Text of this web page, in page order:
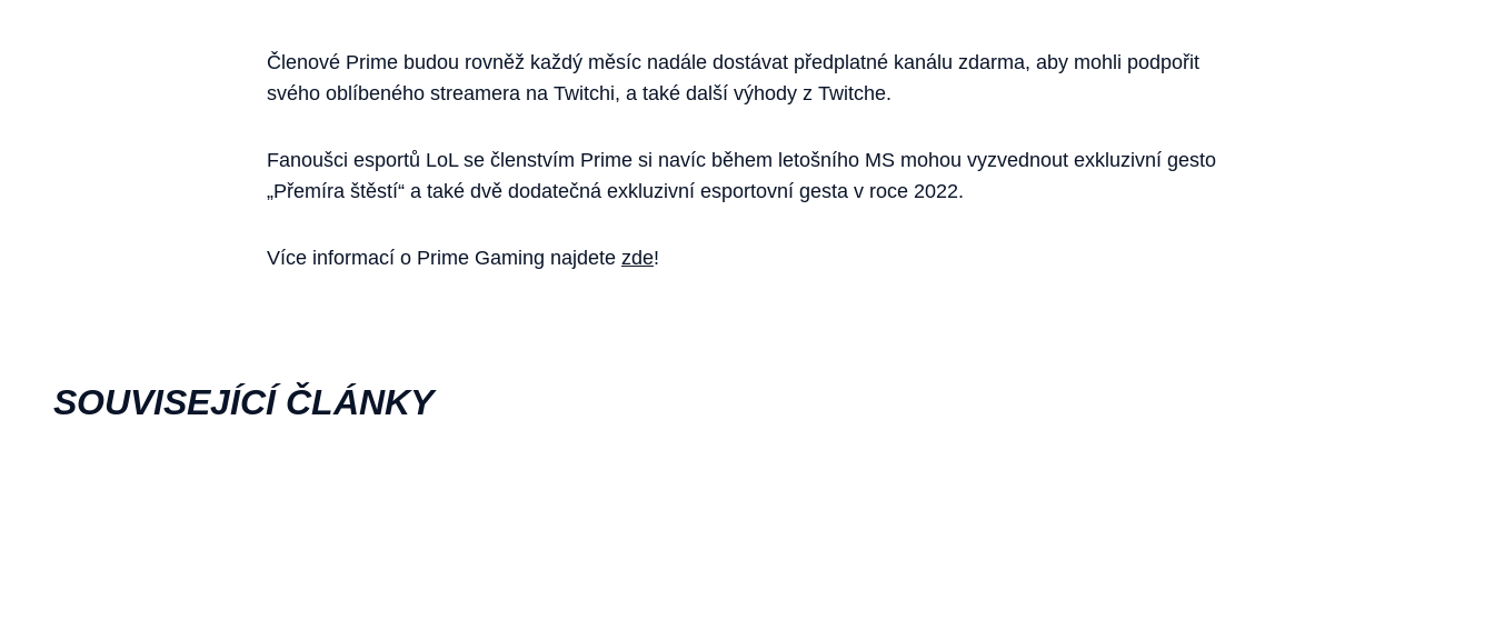
Členové Prime budou rovněž každý měsíc nadále dostávat předplatné kanálu zdarma, aby mohli podpořit
svého oblíbeného streamera na Twitchi, a také další výhody z Twitche.
Fanoušci esportů LoL se členstvím Prime si navíc během letošního MS mohou vyzvednout exkluzivní gesto
„Přemíra štěstí“ a také dvě dodatečná exkluzivní esportovní gesta v roce 2022.
Více informací o Prime Gaming najdete zde!
SOUVISEJÍCÍ ČLÁNKY